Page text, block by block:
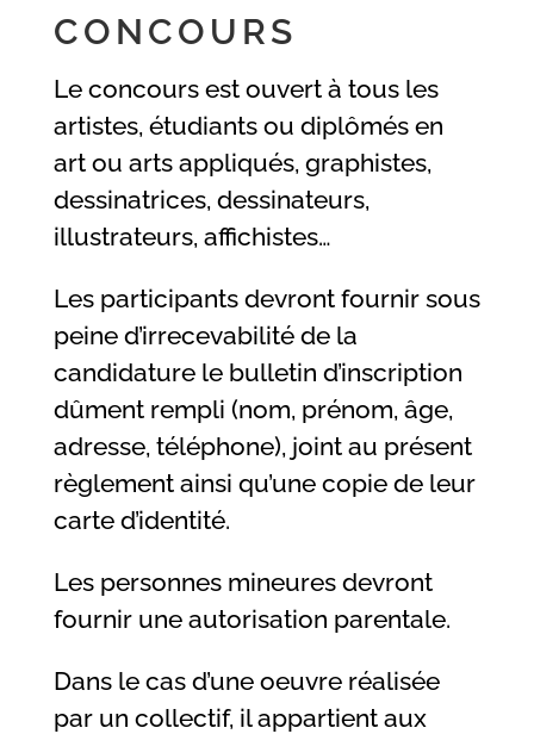
CONCOURS
Le concours est ouvert à tous les
artistes, étudiants ou diplômés en
art ou arts appliqués, graphistes,
dessinatrices, dessinateurs,
illustrateurs, affichistes…
Les participants devront fournir sous
peine d’irrecevabilité de la
candidature le bulletin d’inscription
dûment rempli (nom, prénom, âge,
adresse, téléphone), joint au présent
règlement ainsi qu’une copie de leur
carte d’identité.
Les personnes mineures devront
fournir une autorisation parentale.
Dans le cas d’une oeuvre réalisée
par un collectif, il appartient aux